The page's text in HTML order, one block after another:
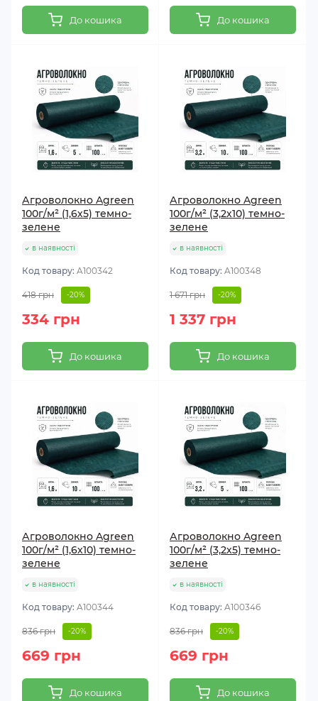
До кошика До кошика
Агроволокно Agreen
100г/м² (1,6х5) темно-
зелене
в наявності
Код товару: A100342
418 грн -20%
334 грн
До кошика
Агроволокно Agreen
100г/м² (3,2х10) темно-
зелене
в наявності
Код товару: A100348
1 671 грн -20%
1 337 грн
До кошика
Агроволокно Agreen
100г/м² (1,6х10) темно-
зелене
в наявності
Код товару: A100344
836 грн -20%
669 грн
До кошика
Агроволокно Agreen
100г/м² (3,2х5) темно-
зелене
в наявності
Код товару: A100346
836 грн -20%
669 грн
До кошика